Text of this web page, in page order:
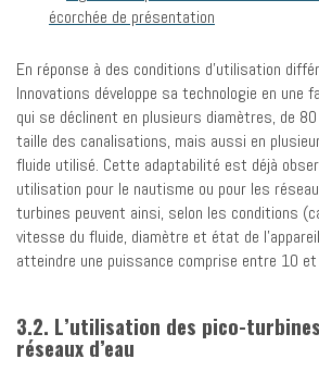
En réponse à des conditions d’utilisation
Innovations développe sa technologie en une
qui se déclinent en plusieurs diamètres, de
taille des canalisations, mais aussi en
fluide utilisé. Cette adaptabilité est déjà
utilisation pour le nautisme ou pour les
turbines peuvent ainsi, selon les conditions
vitesse du fluide, diamètre et état de
atteindre une puissance comprise entre 10
3.2. L’utilisation des pico-
réseaux d’eau